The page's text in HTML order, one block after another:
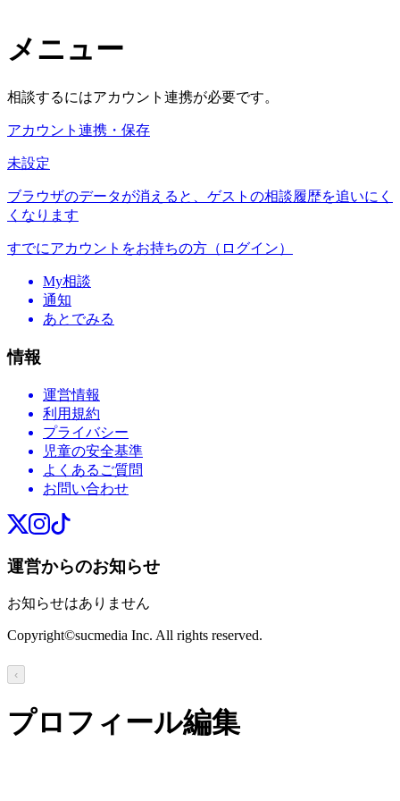
メニュー
相談するにはアカウント連携が必要です。
アカウント連携・保存
未設定
ブラウザのデータが消えると、ゲストの相談履歴を追いにく
くなります
すでにアカウントをお持ちの方（ログイン）
My相談
通知
あとでみる
情報
運営情報
利用規約
プライバシー
児童の安全基準
よくあるご質問
お問い合わせ
運営からのお知らせ
お知らせはありません
Copyright©sucmedia Inc. All rights reserved.
‹
プロフィール編集